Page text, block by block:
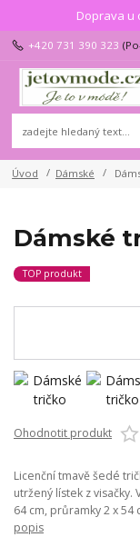
Doprava u
+420 731 390 323
Úvod Dámské
Dámské
TOP produkt
Ohodnotit produkt
Licenční tmavě šedé
utržený lístek z visačky.
64 cm, průramky 2 x
popis